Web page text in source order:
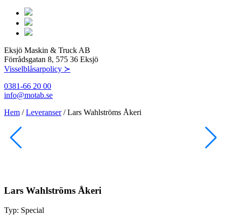
Eksjö Maskin & Truck AB
Förrådsgatan 8, 575 36 Eksjö
Visselblåsarpolicy ≻
0381-66 20 00
info@motab.se
Hem /Leveranser/Lars Wahlströms Åkeri
Lars Wahlströms Åkeri
Typ: Special